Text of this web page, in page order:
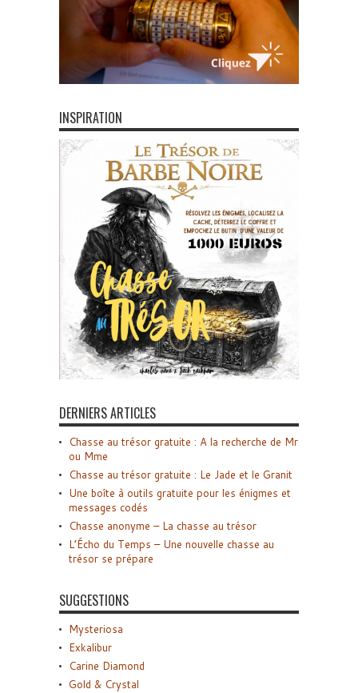
INSPIRATION
DERNIERS ARTICLES
Chasse au trésor gratuite : A la recherche de Mr
ou Mme
Chasse au trésor gratuite : Le Jade et le Granit
Une boîte à outils gratuite pour les énigmes et
messages codés
Chasse anonyme – La chasse au trésor
L’Écho du Temps – Une nouvelle chasse au
trésor se prépare
SUGGESTIONS
Mysteriosa
Exkalibur
Carine Diamond
Gold & Crystal